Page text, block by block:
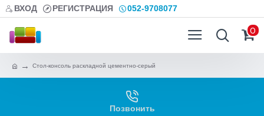
ВХОД РЕГИСТРАЦИЯ 052-9708077
0
Стол-консоль раскладной цементно-серый
Позвонить